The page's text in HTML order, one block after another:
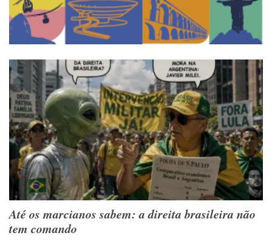
Até os marcianos sabem: a direita brasileira não
tem comando